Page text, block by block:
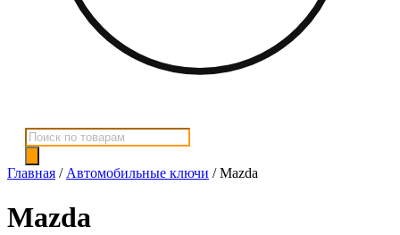
Поиск
товаров
Главная / Автомобильные ключи / Mazda
Mazda